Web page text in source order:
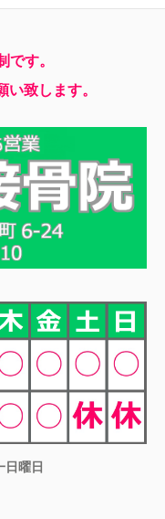
す。
致します。
曜日